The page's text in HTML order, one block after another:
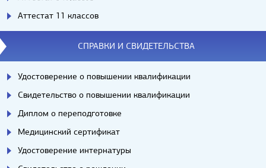
Аттестат 11 классов
СПРАВКИ И СВИДЕТЕЛЬСТВА
Удостоверение о повышении квалификации
Свидетельство о повышении квалификации
Диплом о переподготовке
Медицинский сертификат
Удостоверение интернатуры